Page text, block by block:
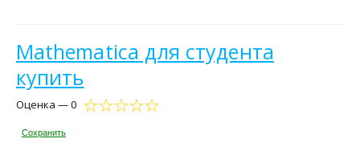
Mathematica для студента
купить
Оценка — 0
Сохранить